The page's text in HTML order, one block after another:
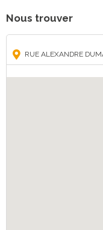
Nous trouver
RUE ALEXANDRE